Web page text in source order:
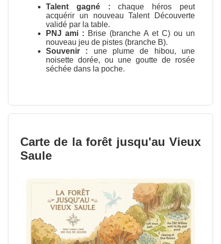
Talent gagné : chaque héros peut
acquérir un nouveau Talent Découverte
validé par la table.
PNJ ami : Brise (branche A et C) ou un
nouveau jeu de pistes (branche B).
Souvenir : une plume de hibou, une
noisette dorée, ou une goutte de rosée
séchée dans la poche.
Carte de la forêt jusqu'au Vieux
Saule